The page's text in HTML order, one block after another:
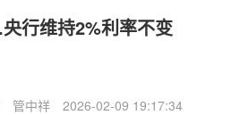
行维持2%利率不变
管中祥 2026-02-09 19:17:34